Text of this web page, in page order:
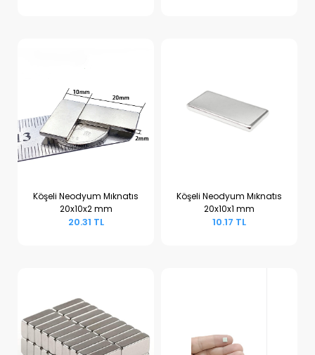
Sepete Ekle
Köşeli Neodyum Mıknatıs
20x10x2 mm
20.31 TL
Sepete Ekle
Köşeli Neodyum Mıknatıs
20x10x1 mm
10.17 TL